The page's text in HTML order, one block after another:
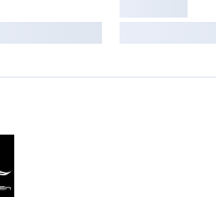
+ Griff an Heckklappe